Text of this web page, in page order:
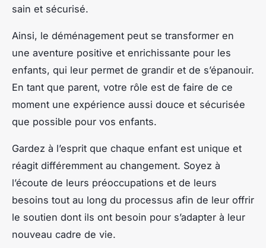
sain et sécurisé.
Ainsi, le déménagement peut se transformer en
une aventure positive et enrichissante pour les
enfants, qui leur permet de grandir et de s’épanouir.
En tant que parent, votre rôle est de faire de ce
moment une expérience aussi douce et sécurisée
que possible pour vos enfants.
Gardez à l’esprit que chaque enfant est unique et
réagit différemment au changement. Soyez à
l’écoute de leurs préoccupations et de leurs
besoins tout au long du processus afin de leur offrir
le soutien dont ils ont besoin pour s’adapter à leur
nouveau cadre de vie.